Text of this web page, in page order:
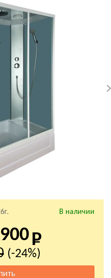
В наличии
(-24%)